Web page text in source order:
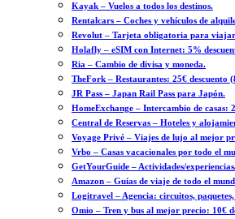
Kayak – Vuelos a todos los destinos.
Rentalcars – Coches y vehículos de
Revolut – Tarjeta obligatoria para
Holafly – eSIM con Internet: 5%
Ria – Cambio de divisa y moneda.
TheFork – Restaurantes: 25€ descuento
JR Pass – Japan Rail Pass para Japón.
HomeExchange – Intercambio de casas:
Central de Reservas – Hoteles y
Voyage Privé – Viajes de lujo al mejor
Vrbo – Casas vacacionales por todo el
GetYourGuide – Actividades/
Amazon – Guías de viaje de todo el
Logitravel – Agencia: circuitos,
Omio – Tren y bus al mejor precio: 10€